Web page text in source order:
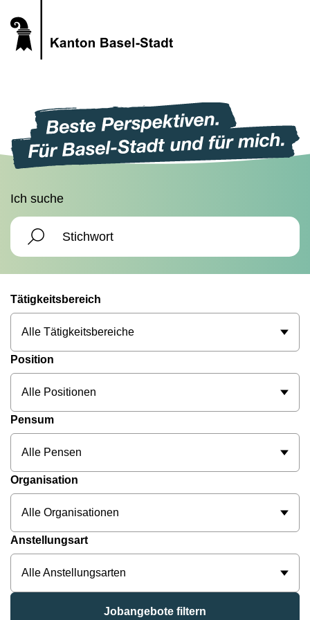
Ich suche
Tätigkeitsbereich
Alle Tätigkeitsbereiche
Position
Alle Positionen
Pensum
Alle Pensen
Organisation
Alle Organisationen
Anstellungsart
Alle Anstellungsarten
Jobangebote filtern